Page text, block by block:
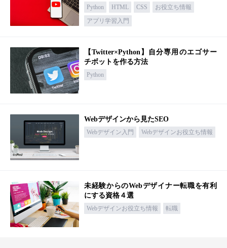
Python HTML CSS
お役立ち情報
アプリ学習入門
【Twitter×Python】自分専用のエゴサー
チボットを作る方法
Python
Webデザインから見たSEO
Webデザイン入門 Webデザインお役立ち情報
未経験からのWebデザイナー転職を有利
にする資格４選
Webデザインお役立ち情報 転職